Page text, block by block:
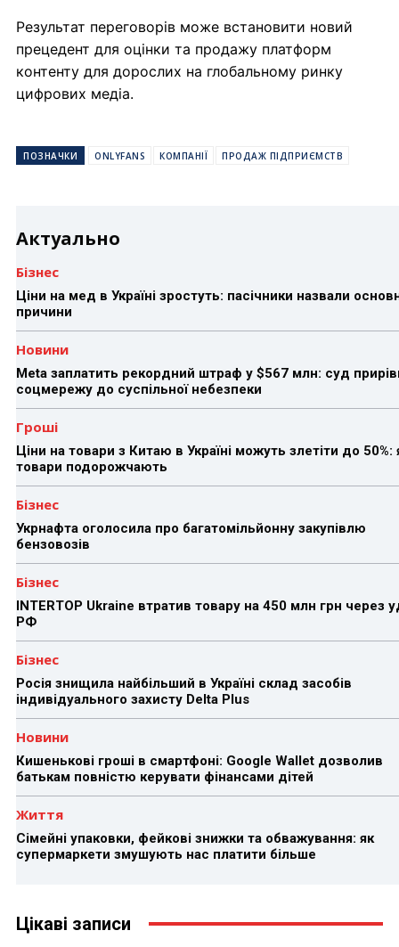
Результат переговорів може встановити новий
прецедент для оцінки та продажу платформ
контенту для дорослих на глобальному ринку
цифрових медіа.
ПОЗНАЧКИ ONLYFANS КОМПАНІЇ ПРОДАЖ ПІДПРИЄМСТВ
Актуально
Бізнес
Ціни на мед в Україні зростуть: пасічники назвали
причини
Новини
Meta заплатить рекордний штраф у $567 млн: суд
соцмережу до суспільної небезпеки
Гроші
Ціни на товари з Китаю в Україні можуть злетіти до 50%:
товари подорожчають
Бізнес
Укрнафта оголосила про багатомільйонну закупівлю
бензовозів
Бізнес
INTERTOP Ukraine втратив товару на 450 млн грн через
РФ
Бізнес
Росія знищила найбільший в Україні склад засобів
індивідуального захисту Delta Plus
Новини
Кишенькові гроші в смартфоні: Google Wallet дозволив
батькам повністю керувати фінансами дітей
Життя
Сімейні упаковки, фейкові знижки та обважування: як
супермаркети змушують нас платити більше
Цікаві записи